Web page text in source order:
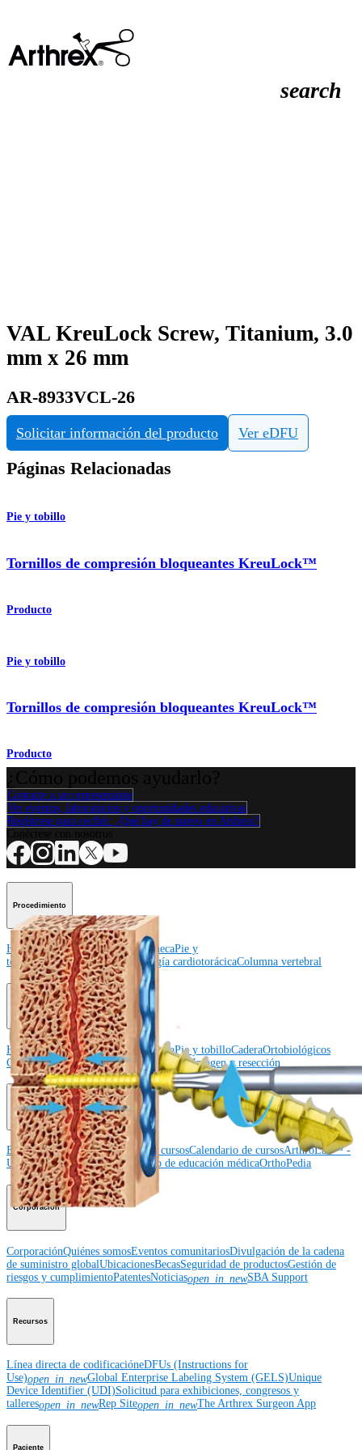
search
VAL KreuLock Screw, Titanium, 3.0
mm x 26 mm
AR-8933VCL-26
Solicitar información del producto Ver eDFU
Páginas Relacionadas
Pie y tobillo
Tornillos de compresión bloqueantes KreuLock™
Producto
Pie y tobillo
Tornillos de compresión bloqueantes KreuLock™
Producto
Contacte a un representante
Ver eventos, laboratorios y oportunidades educativas
Regístrese para recibir: ¿Qué hay de nuevo en Arthrex?
Procedimiento
HombroRodillaCodoMano y muñecaPie y
tobilloCaderaOrtobiológicos Cirugía cardiotorácicaColumna vertebral
Producto
HombroRodillaCodoMano y muñecaPie y tobilloCaderaOrtobiológicos
Cirugía cardiotorácicaColumna vertebralImagen y resección
Educación médica
Educación médicaDescripción de cursosCalendario de cursosArthroLab™ -
UbicacionesNuestro departamento de educación médicaOrthoPedia
Corporación
CorporaciónQuiénes somosEventos comunitariosDivulgación de la cadena
de suministro globalUbicacionesBecasSeguridad de productosGestión de
riesgos y cumplimientoPatentesNoticiasopen_in_newSBA Support
Recursos
Línea directa de codificacióneDFUs (Instructions for
Use)open_in_newGlobal Enterprise Labeling System (GELS)Unique
Device Identifier (UDI)Solicitud para exhibiciones, congresos y
talleresopen_in_newRep Siteopen_in_newThe Arthrex Surgeon App
Paciente